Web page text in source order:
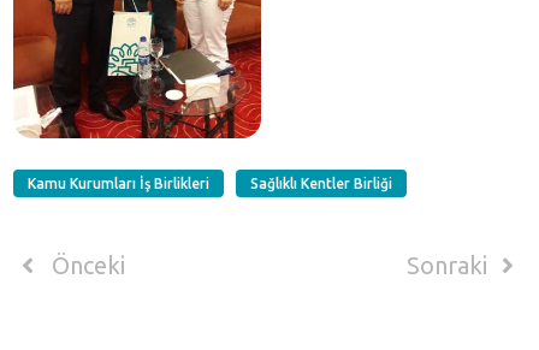
Kamu Kurumları İş Birlikleri Sağlıklı Kentler Birliği
Önceki Sonraki